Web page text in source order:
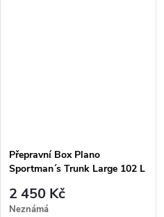
Přepravní Box Plano
Sportman´s Trunk Large 102 L
2 450 Kč
Neznámá